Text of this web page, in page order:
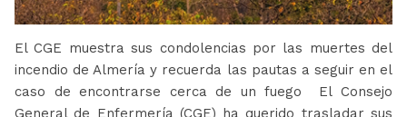
El CGE muestra sus condolencias por las muertes del
incendio de Almería y recuerda las pautas a seguir en el
caso de encontrarse cerca de un fuego El Consejo
General de Enfermería (CGE) ha querido trasladar sus